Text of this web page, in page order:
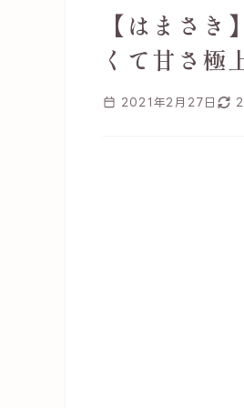
【はまさ
くて甘さ極
2021年2月27日